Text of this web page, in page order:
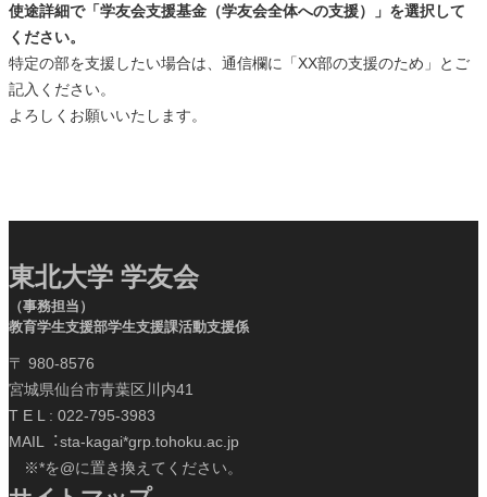
使途詳細で「学友会支援基金（学友会全体への支援）」を選択して
ください。
特定の部を支援したい場合は、通信欄に「XX部の支援のため」とご
記入ください。
よろしくお願いいたします。
東北大学 学友会
（事務担当）
教育学生支援部学生支援課活動支援係
〒 980-8576
宮城県仙台市青葉区川内41
T E L : 022-795-3983
MAIL︓sta-kagai*grp.tohoku.ac.jp
※*を@に置き換えてください。